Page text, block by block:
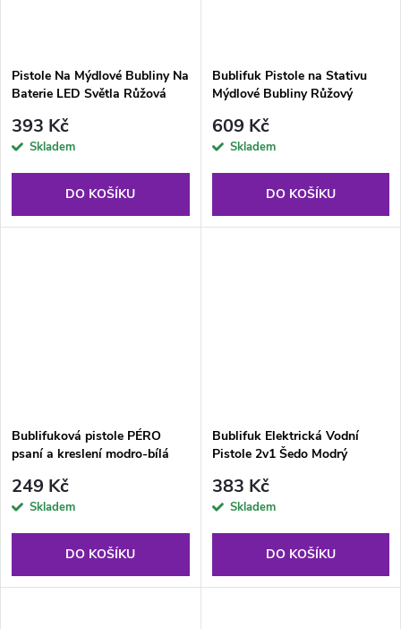
Pistole Na Mýdlové Bubliny Na
Baterie LED Světla Růžová
393 Kč
Skladem
DO KOŠÍKU
Bublifuk Pistole na Stativu
Mýdlové Bubliny Růžový
609 Kč
Skladem
DO KOŠÍKU
Bublifuková pistole PÉRO
psaní a kreslení modro-bílá
249 Kč
Skladem
DO KOŠÍKU
Bublifuk Elektrická Vodní
Pistole 2v1 Šedo Modrý
383 Kč
Skladem
DO KOŠÍKU